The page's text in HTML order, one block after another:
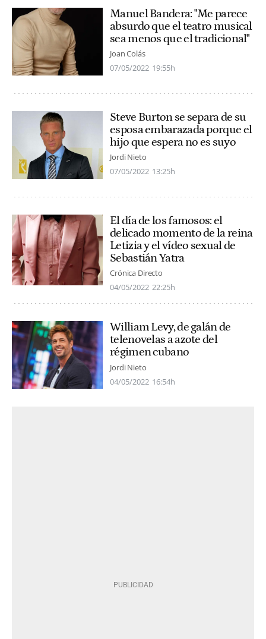
Manuel Bandera: "Me parece
absurdo que el teatro musical
sea menos que el tradicional"
Joan Colás
07/05/2022 19:55h
Steve Burton se separa de su
esposa embarazada porque el
hijo que espera no es suyo
Jordi Nieto
07/05/2022 13:25h
El día de los famosos: el
delicado momento de la reina
Letizia y el vídeo sexual de
Sebastián Yatra
Crónica Directo
04/05/2022 22:25h
William Levy, de galán de
telenovelas a azote del
régimen cubano
Jordi Nieto
04/05/2022 16:54h